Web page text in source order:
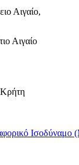
Αιγαίο,
Αιγαίο
Κρήτη